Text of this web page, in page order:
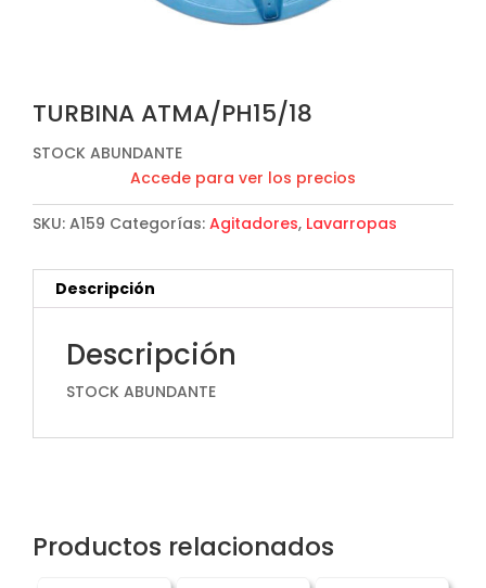
TURBINA ATMA/PH15/18
STOCK ABUNDANTE
Accede para ver los precios
SKU: A159 Categorías: Agitadores, Lavarropas
Descripción
Descripción
STOCK ABUNDANTE
Productos relacionados